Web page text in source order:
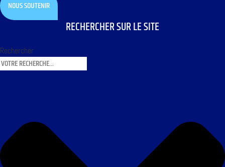
NOUS SOUTENIR
RECHERCHER SUR LE SITE
Rechercher